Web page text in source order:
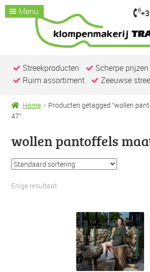
Ga
GaMenu
Home
Assortiment
Kijk je nemen
Over ons
Klompenwinkel
Contact / openingstijden
Streekproducten
Scherpe prijzen
Ruim assortiment
Zeeuwse
Home
Producten getagged “wollen
47”
wollen pantoffels
Enige resultaat